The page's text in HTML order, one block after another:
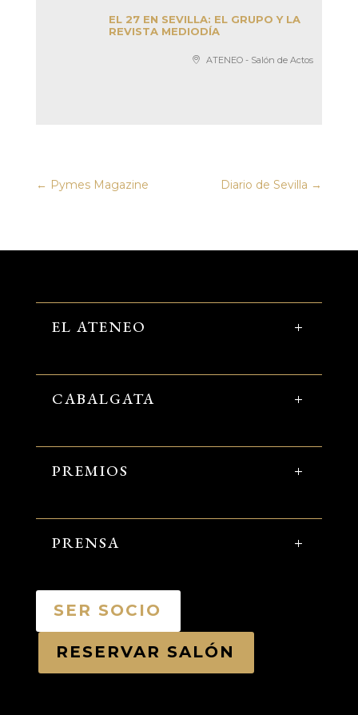
EL 27 EN SEVILLA: EL GRUPO Y LA
REVISTA MEDIODÍA
ATENEO - Salón de Actos
← Pymes Magazine Diario de Sevilla →
EL ATENEO
CABALGATA
PREMIOS
PRENSA
SER SOCIO
RESERVAR SALÓN